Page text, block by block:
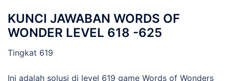
KUNCI JAWABAN WORDS OF
WONDER LEVEL 618 -625
Tingkat 619
Ini adalah solusi di level 619 game Words of Wonders